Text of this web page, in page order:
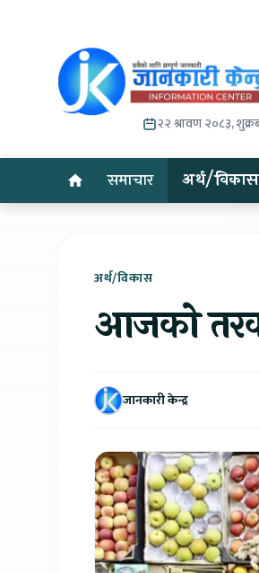
२२ श्रावण २०८३,
समाचार अर्थ/विकास
अर्थ/विकास
आजको
जानकारी केन्द्र